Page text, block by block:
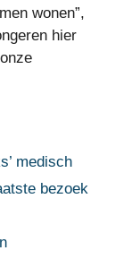
wonen”,
hier
medisch
bezoek